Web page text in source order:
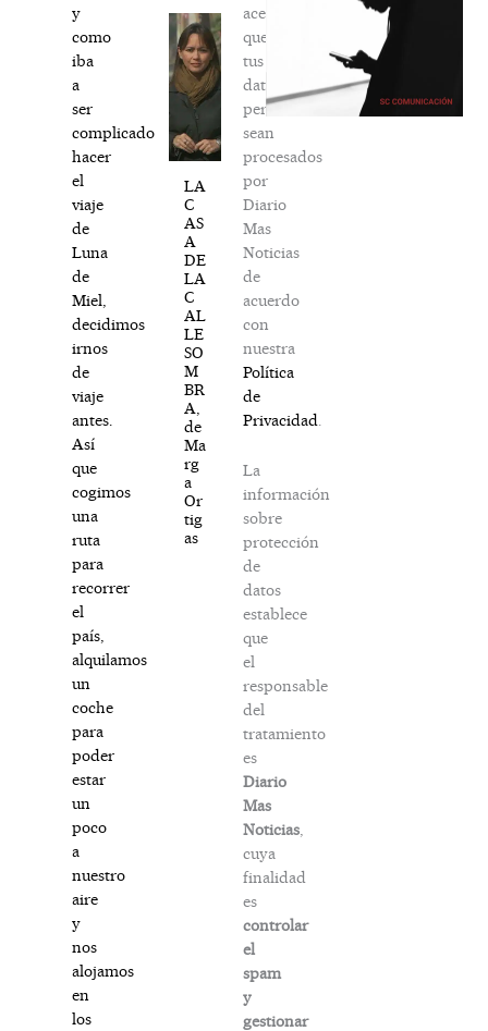
y
como
iba
a
ser
complicado
hacer
el
viaje
de
Luna
de
Miel,
decidimos
irnos
de
viaje
antes.
Así
que
cogimos
una
ruta
para
recorrer
el
país,
alquilamos
un
coche
para
poder
estar
un
poco
a
nuestro
aire
y
nos
alojamos
en
los
LA
C
AS
A
DE
LA
C
AL
LE
SO
M
BR
A,
de
Ma
rg
a
Or
tig
as
aceptas
que
tus
datos
personales
sean
procesados
por
Diario
Mas
Noticias
de
acuerdo
con
nuestra
Política
de
Privacidad
La
información
sobre
protección
de
datos
establece
que
el
responsable
del
tratamiento
es
Diario
Mas
Noticias
cuya
finalidad
es
controlar
el
spam
y
gestionar